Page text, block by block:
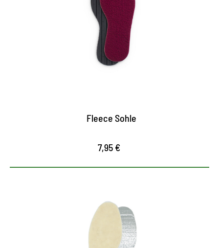
wärmende Fleece-Sohle mit Aktivkohlefilter
sorgt für ein wohlig-angenehmes Klima im Schuh
bietet optimale Luftzirkulation
Fleece Sohle
7,95 €
Kälteschutz und